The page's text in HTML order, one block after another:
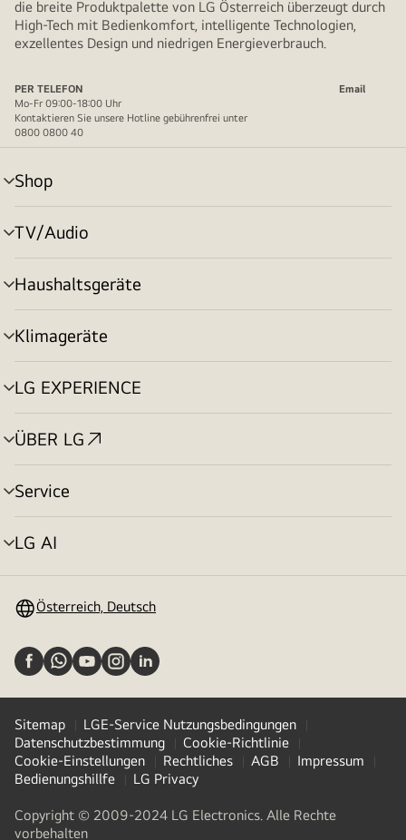
die breite Produktpalette von LG Österreich überzeugt durch
High-Tech mit Bedienkomfort, intelligente Technologien,
exzellentes Design und niedrigen Energieverbrauch.
PER TELEFON
Email
Mo-Fr 09:00-18:00 Uhr
Kontaktieren Sie unsere Hotline gebührenfrei unter
0800 0800 40
Shop
Menü
umschalten
TV/Audio
Menü
umschalten
Haushaltsgeräte
Menü
umschalten
Klimageräte
Menü
umschalten
LG EXPERIENCE
Menü
umschalten
ÜBER LG
Menü
umschalten
Service
Menü
umschalten
LG AI
Menü
Österreich, Deutsch
Sitemap
LGE-Service Nutzungsbedingungen
Datenschutzbestimmung
Cookie-Richtlinie
Cookie-Einstellungen
Rechtliches AGB
Impressum
Bedienungshillfe
LG Privacy
Copyright © 2009-2024 LG Electronics. Alle Rechte
vorbehalten